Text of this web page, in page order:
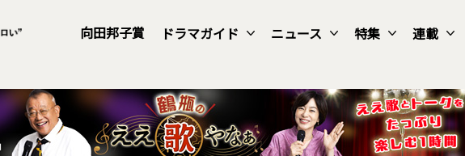
向田邦子賞 ドラマガイド ニュース 特集 連載